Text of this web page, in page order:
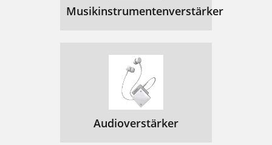
Musikinstrumentenverstärker
Audioverstärker